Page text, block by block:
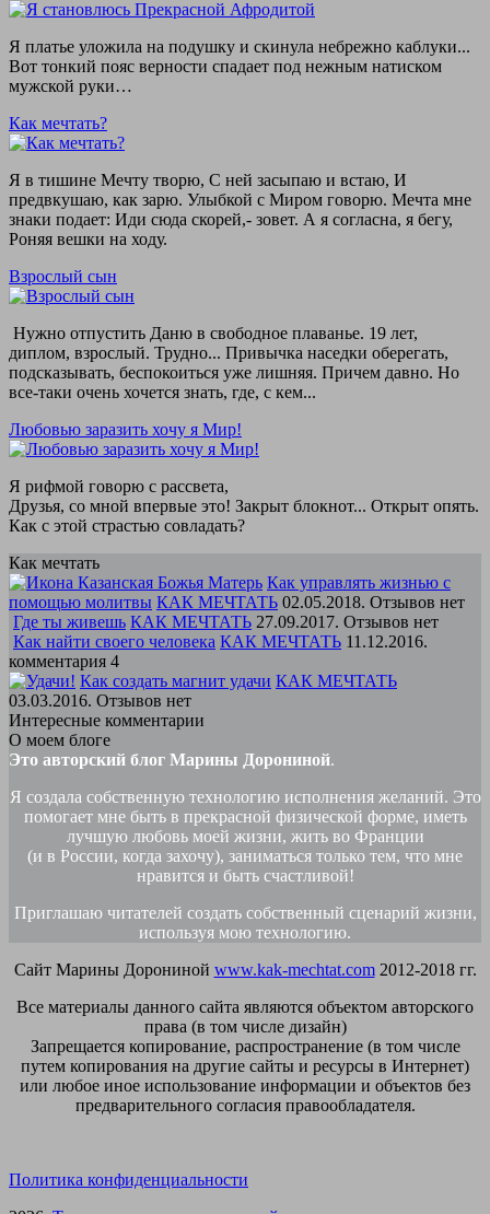
Я платье уложила на подушку и скинула небрежно каблуки...
Вот тонкий пояс верности спадает под нежным натиском
мужской руки…
Как мечтать?
Я в тишине Мечту творю, С ней засыпаю и встаю, И
предвкушаю, как зарю. Улыбкой с Миром говорю. Мечта мне
знаки подает: Иди сюда скорей,- зовет. А я согласна, я бегу,
Роняя вешки на ходу.
Взрослый сын
Нужно отпустить Даню в свободное плаванье. 19 лет,
диплом, взрослый. Трудно... Привычка наседки оберегать,
подсказывать, беспокоиться уже лишняя. Причем давно. Но
все-таки очень хочется знать, где, с кем...
Любовью заразить хочу я Мир!
Я рифмой говорю с рассвета,
Друзья, со мной впервые это! Закрыт блокнот... Открыт опять.
Как с этой страстью совладать?
Как мечтать
Как управлять жизнью с
помощью молитвы КАК МЕЧТАТЬ 02.05.2018. Отзывов нет
Где ты живешь КАК МЕЧТАТЬ 27.09.2017. Отзывов нет
Как найти своего человека КАК МЕЧТАТЬ 11.12.2016.
комментария 4
Как создать магнит удачи КАК МЕЧТАТЬ
03.03.2016. Отзывов нет
Интересные комментарии
О моем блоге
Это авторский блог Марины Дорониной.
Я создала собственную технологию исполнения желаний. Это
помогает мне быть в прекрасной физической форме, иметь
лучшую любовь моей жизни, жить во Франции
(и в России, когда захочу), заниматься только тем, что мне
нравится и быть счастливой!
Приглашаю читателей создать собственный сценарий жизни,
используя мою технологию.
Сайт Марины Дорониной www.kak-mechtat.com2012-2018 гг.
Все материалы данного сайта являются объектом авторского
права (в том числе дизайн)
Запрещается копирование, распространение (в том числе
путем копирования на другие сайты и ресурсы в Интернет)
или любое иное использование информации и объектов без
предварительного согласия правообладателя.
Политика конфиденциальности